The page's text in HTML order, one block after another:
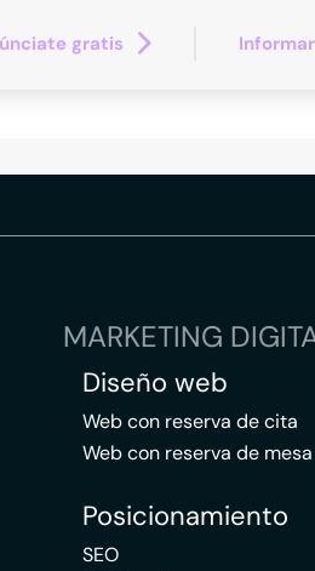
gratis
MARKETING
Diseño web
Web con reserva de cita
Web con reserva de mesa
Posicionamiento
SEO